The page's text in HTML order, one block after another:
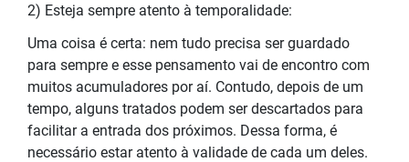
2) Esteja sempre atento à temporalidade:
Uma coisa é certa: nem tudo precisa ser guardado
para sempre e esse pensamento vai de encontro com
muitos acumuladores por aí. Contudo, depois de um
tempo, alguns tratados podem ser descartados para
facilitar a entrada dos próximos. Dessa forma, é
necessário estar atento à validade de cada um deles.